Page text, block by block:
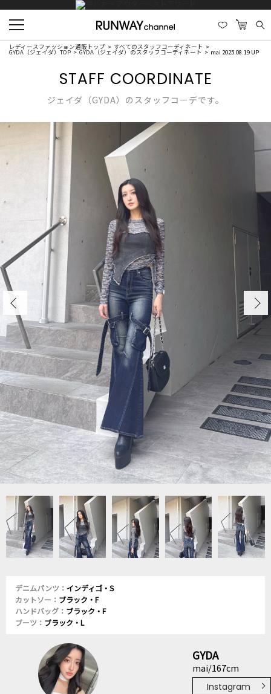
レディースファッション通販トップ すべてのスタッフコーディネート
GYDA（ジェイダ）TOP GYDA（ジェイダ）のスタッフコーディネート mai 2025.08.19 UP
STAFF COORDINATE
ジェイダ（GYDA）のスタッフコーデです。
デニムパンツ： インディゴ・S
カットソー： ブラック・F
ハンドバッグ： ブラック・F
ブーツ： ブラック・L
GYDA
mai/167cm
Instagram